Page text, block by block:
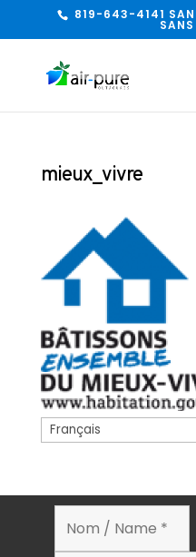
819-643-4141
mieux_vivre
Choisir
une